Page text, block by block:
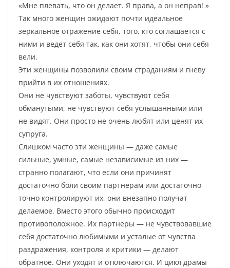
«Мне плевать, что он делает. Я права, а он неправ! »
Так много женщин ожидают почти идеальное
зеркальное отражение себя, того, кто соглашается с
ними и ведет себя так, как они хотят, чтобы они себя
вели.
Эти женщины позволили своим страданиям и гневу
прийти в их отношениях.
Они не чувствуют заботы, чувствуют себя
обманутыми, не чувствуют себя услышанными или
не видят. Они просто не очень любят или ценят их
супруга.
Слишком часто эти женщины — даже самые
сильные, умные, самые независимые из них —
странно полагают, что если они причинят
достаточно боли своим партнерам или достаточно
точно контролируют их, они внезапно получат
делаемое. Вместо этого обычно происходит
противоположное. Их партнеры — не чувствовавшие
себя достаточно любимыми и усталые от чувства
раздражения, контроля и критики — делают
обратное. Они уходят и отключаются. И цикл драмы